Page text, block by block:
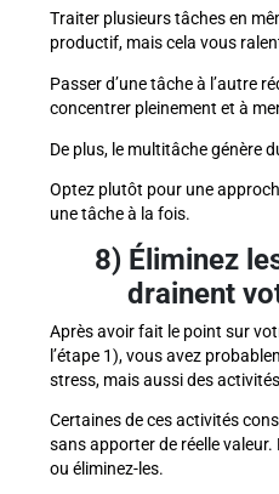
Traiter plusieurs tâches en
productif, mais cela vous
Passer d’une tâche à l’autre
concentrer pleinement et à
De plus, le multitâche génère
Optez plutôt pour une
une tâche à la fois.
8) Éliminez
drainent
Après avoir fait le point sur
l’étape 1), vous avez
stress, mais aussi des
Certaines de ces activités
sans apporter de réelle valeur.
ou éliminez-les.